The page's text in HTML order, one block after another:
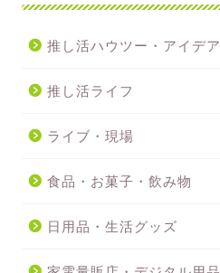
推し活ハウツー・アイデア
推し活ライフ
ライブ・現場
食品・お菓子・飲み物
日用品・生活グッズ